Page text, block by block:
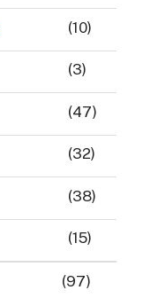
(10)
(3)
(47)
(32)
(38)
(15)
(97)